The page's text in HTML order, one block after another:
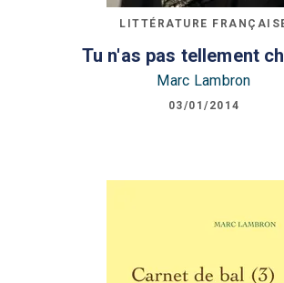
LITTÉRATURE
Tu n'as pas tellement
Marc Lambron
03/01/2014